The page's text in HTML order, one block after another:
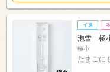
泡雪 極
極小
たまごに